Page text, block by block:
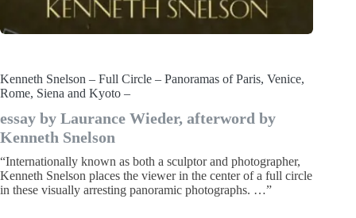
Kenneth Snelson – Full Circle – Panoramas of Paris, Venice,
Rome, Siena and Kyoto –
essay by Laurance Wieder, afterword by
Kenneth Snelson
“Internationally known as both a sculptor and photographer,
Kenneth Snelson places the viewer in the center of a full circle
in these visually arresting panoramic photographs. …”